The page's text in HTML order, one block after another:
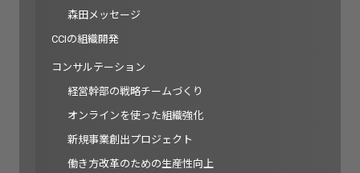
森田メッセージ
CCIの組織開発
コンサルテーション
経営幹部の戦略チームづくり
オンラインを使った組織強化
新規事業創出プロジェクト
働き方改革のための生産性向上